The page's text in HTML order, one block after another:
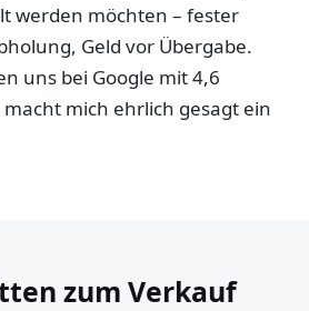
werden möchten – fester
Geld vor Übergabe.
uns bei Google mit 4,6
mich ehrlich gesagt ein
zum Verkauf